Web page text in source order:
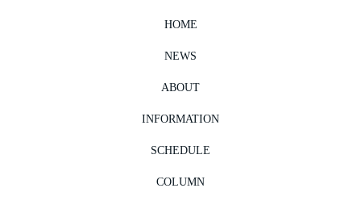
HOME
NEWS
ABOUT
INFORMATION
SCHEDULE
COLUMN